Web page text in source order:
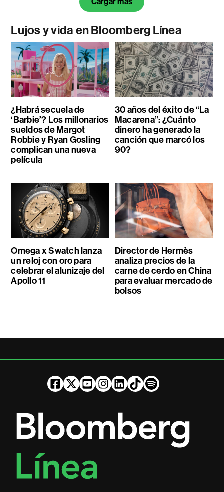
Lujos y vida en Bloomberg Línea
¿Habrá secuela de
‘Barbie’? Los millonarios
sueldos de Margot
Robbie y Ryan Gosling
complican una nueva
película
30 años del éxito de “La
Macarena”: ¿Cuánto
dinero ha generado la
canción que marcó los
90?
Omega x Swatch lanza
un reloj con oro para
celebrar el alunizaje del
Apollo 11
Director de Hermès
analiza precios de la
carne de cerdo en China
para evaluar mercado de
bolsos